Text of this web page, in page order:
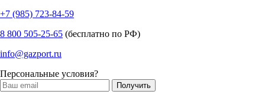
+7 (985) 723-84-59
8 800 505-25-65 (бесплатно по РФ)
info@gazport.ru
Персональные условия?